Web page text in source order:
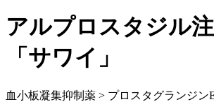
アルプロスタジル
「サワイ」
血小板凝集抑制薬 > プロスタグランジン